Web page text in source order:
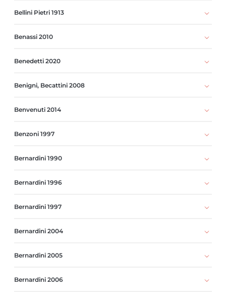
Bellini Pietri 1913
Benassi 2010
Benedetti 2020
Benigni, Becattini 2008
Benvenuti 2014
Benzoni 1997
Bernardini 1990
Bernardini 1996
Bernardini 1997
Bernardini 2004
Bernardini 2005
Bernardini 2006